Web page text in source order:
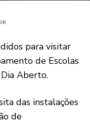
para visitar
de Escolas
Aberto.
das instalações
de